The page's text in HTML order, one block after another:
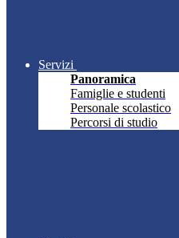
Servizi
Panoramica
Famiglie e studenti
Personale scolastico
Percorsi di studio